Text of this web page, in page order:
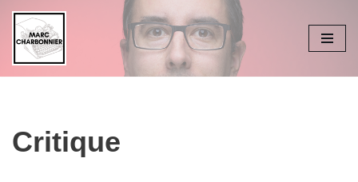
Aller
au
contenu
Critique